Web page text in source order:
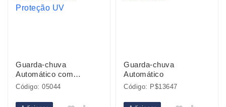
Guarda-chuva
Automático com
Proteção UV
Código: 05044
Guarda-chuva
Automático
Código: P$13647